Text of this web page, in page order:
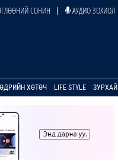
СОНИН АУДИО ЗОХИОЛ
ӨДРИЙН ХӨТӨЧ LIFE STYLE ЗУРХАЙ